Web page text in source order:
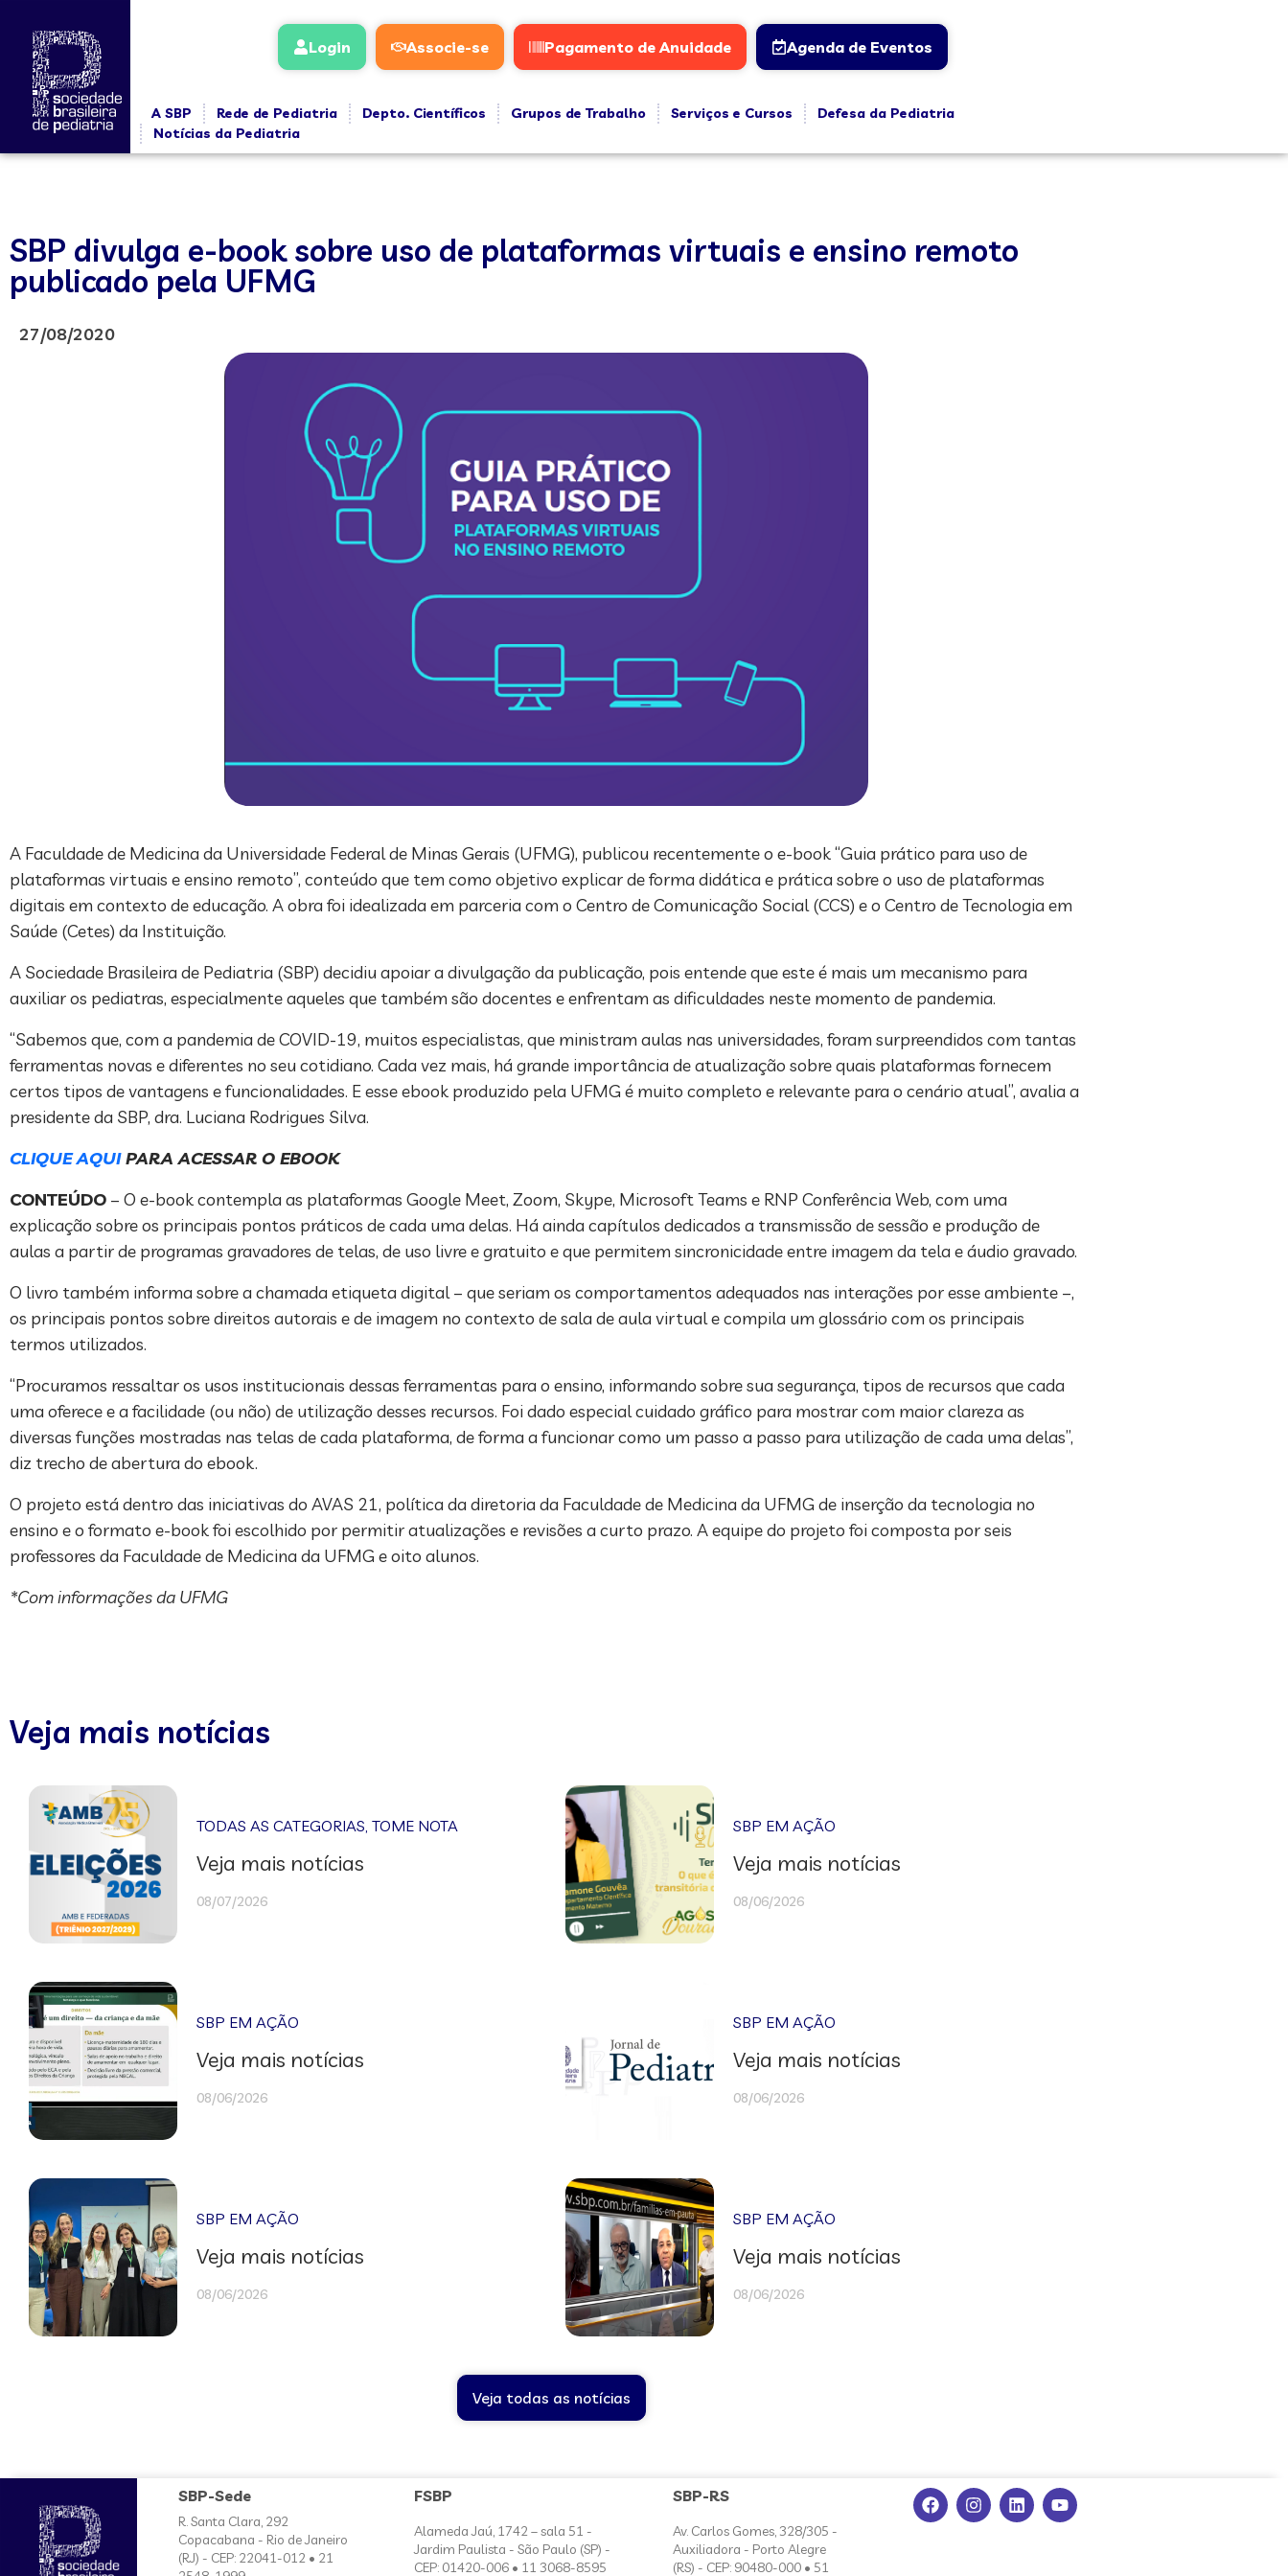
Login Associe-se Pagamento de Anuidade Agenda de Eventos
A SBP Rede de Pediatria Depto. Científicos Grupos de Trabalho Serviços e Cursos
Defesa da Pediatria
Notícias da Pediatria
SBP divulga e-book sobre uso de plataformas virtuais e ensino remoto
publicado pela UFMG
27/08/2020
A Faculdade de Medicina da Universidade Federal de Minas Gerais (UFMG), publicou recentemente o e-book “Guia prático para uso de
plataformas virtuais e ensino remoto”, conteúdo que tem como objetivo explicar de forma didática e prática sobre o uso de plataformas
digitais em contexto de educação. A obra foi idealizada em parceria com o Centro de Comunicação Social (CCS) e o Centro de Tecnologia em
Saúde (Cetes) da Instituição.
A Sociedade Brasileira de Pediatria (SBP) decidiu apoiar a divulgação da publicação, pois entende que este é mais um mecanismo para
auxiliar os pediatras, especialmente aqueles que também são docentes e enfrentam as dificuldades neste momento de pandemia.
“Sabemos que, com a pandemia de COVID-19, muitos especialistas, que ministram aulas nas universidades, foram surpreendidos com tantas
ferramentas novas e diferentes no seu cotidiano. Cada vez mais, há grande importância de atualização sobre quais plataformas fornecem
certos tipos de vantagens e funcionalidades. E esse ebook produzido pela UFMG é muito completo e relevante para o cenário atual”, avalia a
presidente da SBP, dra. Luciana Rodrigues Silva.
CLIQUE AQUIPARA ACESSAR O EBOOK
CONTEÚDO – O e-book contempla as plataformas Google Meet, Zoom, Skype, Microsoft Teams e RNP Conferência Web, com uma
explicação sobre os principais pontos práticos de cada uma delas. Há ainda capítulos dedicados a transmissão de sessão e produção de
aulas a partir de programas gravadores de telas, de uso livre e gratuito e que permitem sincronicidade entre imagem da tela e áudio gravado.
O livro também informa sobre a chamada etiqueta digital – que seriam os comportamentos adequados nas interações por esse ambiente –,
os principais pontos sobre direitos autorais e de imagem no contexto de sala de aula virtual e compila um glossário com os principais
termos utilizados.
“Procuramos ressaltar os usos institucionais dessas ferramentas para o ensino, informando sobre sua segurança, tipos de recursos que cada
uma oferece e a facilidade (ou não) de utilização desses recursos. Foi dado especial cuidado gráfico para mostrar com maior clareza as
diversas funções mostradas nas telas de cada plataforma, de forma a funcionar como um passo a passo para utilização de cada uma delas”,
diz trecho de abertura do ebook.
O projeto está dentro das iniciativas do AVAS 21, política da diretoria da Faculdade de Medicina da UFMG de inserção da tecnologia no
ensino e o formato e-book foi escolhido por permitir atualizações e revisões a curto prazo. A equipe do projeto foi composta por seis
professores da Faculdade de Medicina da UFMG e oito alunos.
*Com informações da UFMG
Veja mais notícias
TODAS AS CATEGORIAS ,TOME NOTA
Veja mais notícias
08/07/2026
SBP EM AÇÃO
Veja mais notícias
08/06/2026
SBP EM AÇÃO
Veja mais notícias
08/06/2026
SBP EM AÇÃO
Veja mais notícias
08/06/2026
SBP EM AÇÃO
Veja mais notícias
08/06/2026
SBP EM AÇÃO
Veja mais notícias
08/06/2026
Veja todas as notícias
SBP-Sede
R. Santa Clara, 292
Copacabana - Rio de Janeiro
(RJ) - CEP: 22041-012 • 21
FSBP
Alameda Jaú, 1742 – sala 51 -
Jardim Paulista - São Paulo (SP) -
CEP: 01420-006 • 11 3068-8595
SBP-RS
Av. Carlos Gomes, 328/305 -
Auxiliadora - Porto Alegre
(RS) - CEP: 90480-000 • 51